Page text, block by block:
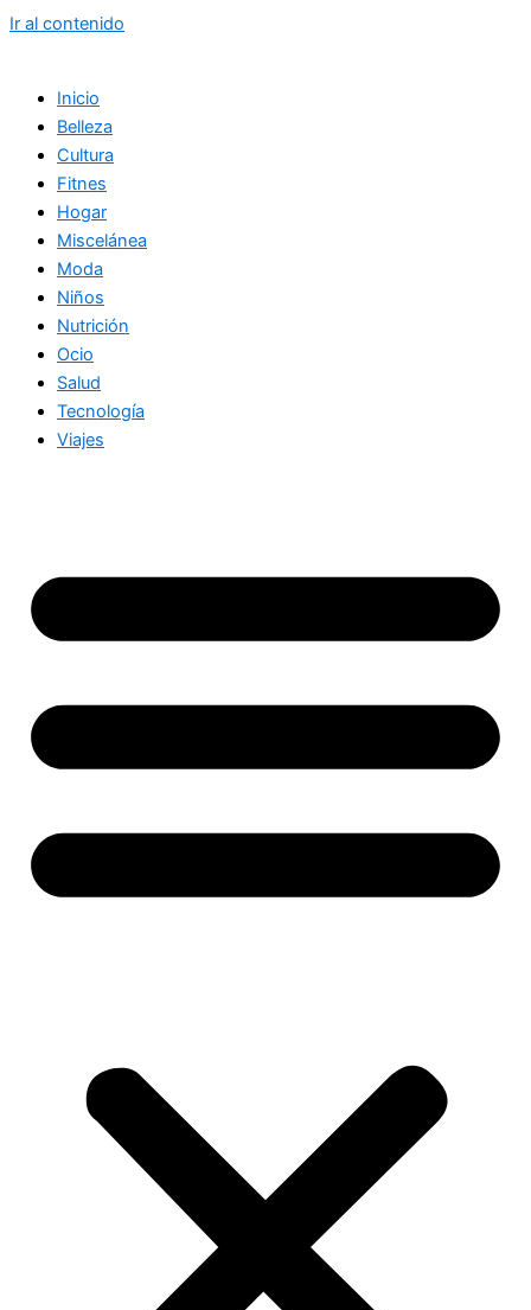
Ir al contenido
Inicio
Belleza
Cultura
Fitnes
Hogar
Miscelánea
Moda
Niños
Nutrición
Ocio
Salud
Tecnología
Viajes